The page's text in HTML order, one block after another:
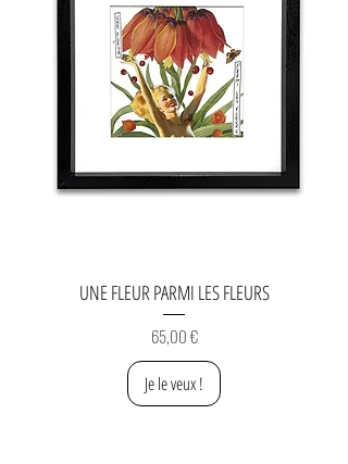
UNE FLEUR PARMI LES FLEURS
Prix
65,00 €
Je le veux !